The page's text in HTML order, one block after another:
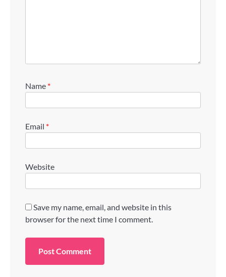
Name *
Email *
Website
Save my name, email, and website in this
browser for the next time I comment.